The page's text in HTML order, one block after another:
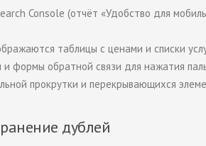
Console (отчёт «Удобство для
таблицы с ценами и списки
и формы обратной связи для нажатия
прокрутки и перекрывающихся
дублей